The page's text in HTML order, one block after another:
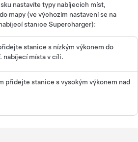
nastavíte typy nabíjecích míst,
mapy (ve výchozím nastavení se na
stanice Supercharger):
stanice s nízkým výkonem do
nabíjecí místa v cíli.
přidejte stanice s vysokým výkonem nad